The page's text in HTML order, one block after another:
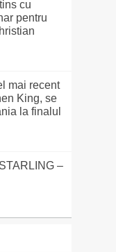
cu
pentru
mai recent
King, se
la finalul
–